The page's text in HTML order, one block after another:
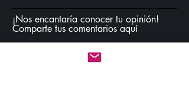
¡Nos encantaría conocer tu opinión!
Comparte tus comentarios aquí